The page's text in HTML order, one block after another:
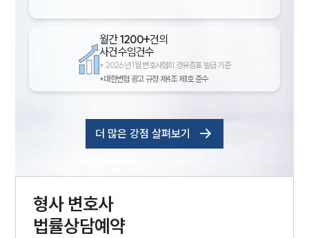
월간1200+건의
사건수임건수
* 2026년 1월 변호사협회 경유증표 발급 기준
*대한변협 광고 규정 제4조 제1호 준수
더 많은 강점 살펴보기
형사변호사
법률상담예약